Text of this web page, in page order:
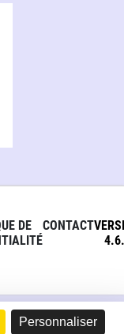
Personnaliser
DE
CONTACT